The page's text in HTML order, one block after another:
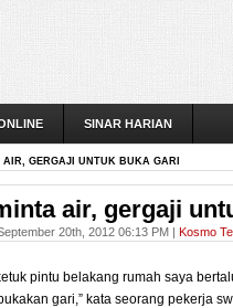
SINAR HARIAN
GERGAJI UNTUK BUKA GARI
air, gergaji
20th, 2012 06:13 PM | Kosmo
pintu belakang rumah saya
gari,” kata seorang pekerja